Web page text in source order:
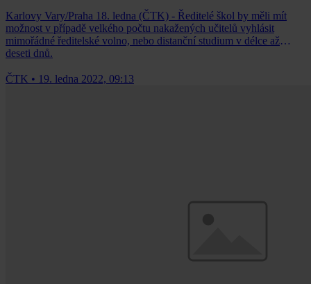
Karlovy Vary/Praha 18. ledna (ČTK) - Ředitelé škol by měli mít
možnost v případě velkého počtu nakažených učitelů vyhlásit
mimořádné ředitelské volno, nebo distanční studium v délce až
deseti dnů.
ČTK • 19. ledna 2022, 09:13